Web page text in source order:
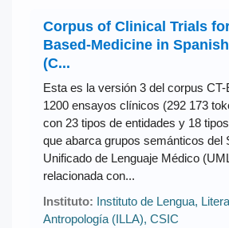
Corpus of Clinical Trials
Based-Medicine in
(C...
Esta es la versión 3 del corpus
1200 ensayos clínicos (292 173
con 23 tipos de entidades y 18
que abarca grupos semánticos del
Unificado de Lenguaje Médico
relacionada con...
Instituto: Instituto de Lengua,
Antropología (ILLA), CSIC